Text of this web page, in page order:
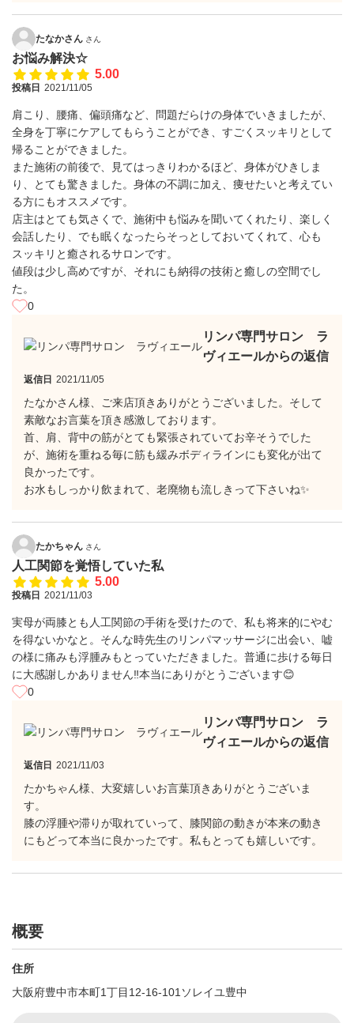
たなかさん さん
お悩み解決☆
5.00
投稿日 2021/11/05
肩こり、腰痛、偏頭痛など、問題だらけの身体でいきましたが、
全身を丁寧にケアしてもらうことができ、すごくスッキリとして
帰ることができました。
また施術の前後で、見てはっきりわかるほど、身体がひきしま
り、とても驚きました。身体の不調に加え、痩せたいと考えてい
る方にもオススメです。
店主はとても気さくで、施術中も悩みを聞いてくれたり、楽しく
会話したり、でも眠くなったらそっとしておいてくれて、心も
スッキリと癒されるサロンです。
値段は少し高めですが、それにも納得の技術と癒しの空間でし
た。
0
リンパ専門サロン ラ
ヴィエールからの返信
返信日 2021/11/05
たなかさん様、ご来店頂きありがとうございました。そして
素敵なお言葉を頂き感激しております。
首、肩、背中の筋がとても緊張されていてお辛そうでした
が、施術を重ねる毎に筋も緩みボディラインにも変化が出て
良かったです。
お水もしっかり飲まれて、老廃物も流しきって下さいね✨
たかちゃん さん
人工関節を覚悟していた私
5.00
投稿日 2021/11/03
実母が両膝とも人工関節の手術を受けたので、私も将来的にやむ
を得ないかなと。そんな時先生のリンパマッサージに出会い、嘘
の様に痛みも浮腫みもとっていただきました。普通に歩ける毎日
に大感謝しかありません‼️本当にありがとうございます😊
0
リンパ専門サロン ラ
ヴィエールからの返信
返信日 2021/11/03
たかちゃん様、大変嬉しいお言葉頂きありがとうございま
す。
膝の浮腫や滞りが取れていって、膝関節の動きが本来の動き
にもどって本当に良かったです。私もとっても嬉しいです。
概要
住所
大阪府豊中市本町1丁目12-16-101ソレイユ豊中